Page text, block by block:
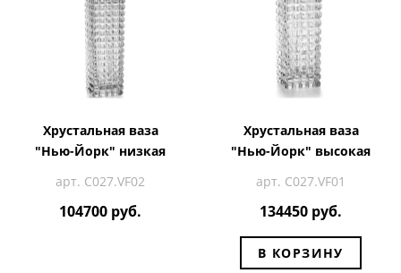
Хрустальная ваза
"Нью-Йорк" низкая
арт. C027.VF02
104700 руб.
Хрустальная ваза
"Нью-Йорк" высокая
арт. C027.VF01
134450 руб.
В КОРЗИНУ